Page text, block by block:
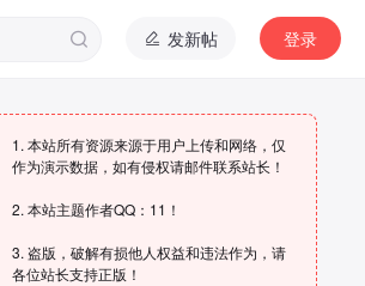
发新帖 登录
1. 本站所有资源来源于用户上传和网络，仅
作为演示数据，如有侵权请邮件联系站长！
2. 本站主题作者QQ：11！
3. 盗版，破解有损他人权益和违法作为，请
各位站长支持正版！